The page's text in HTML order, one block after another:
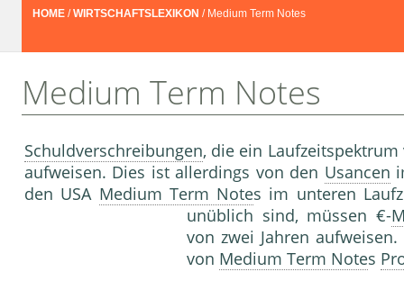
HOME /WIRTSCHAFTSLEXIKON / Medium Term Notes
Medium Term Notes
Schuldverschreibungen, die ein
aufweisen. Dies ist allerdings von den Usancen
den USA Medium Term Notes im unteren
unüblich sind, müssen €-
von zwei Jahren aufweisen.
von Medium Term Notes